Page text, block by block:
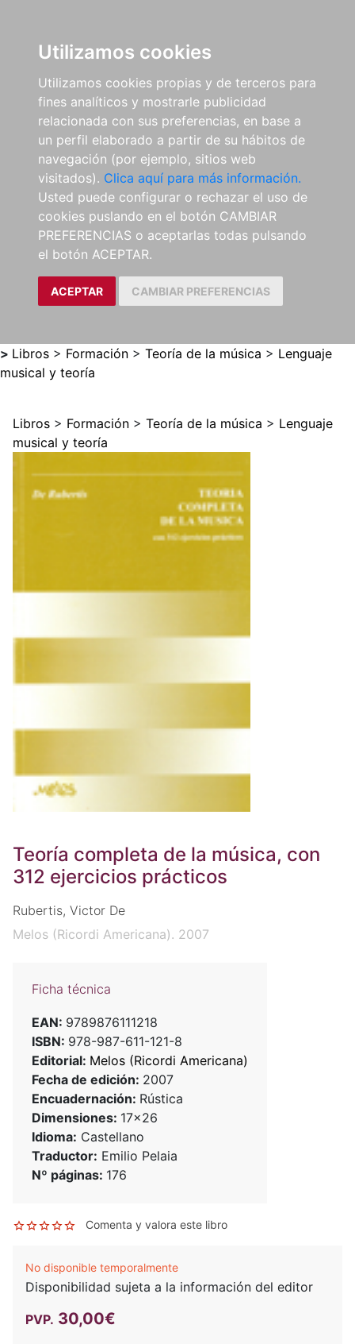
Utilizamos cookies
Utilizamos cookies propias y de terceros para
fines analíticos y mostrarle publicidad
relacionada con sus preferencias, en base a
un perfil elaborado a partir de su hábitos de
navegación (por ejemplo, sitios web
visitados). Clica aquí para más información.
Usted puede configurar o rechazar el uso de
cookies puslando en el botón CAMBIAR
PREFERENCIAS o aceptarlas todas pulsando
el botón ACEPTAR.
ACEPTAR CAMBIAR PREFERENCIAS
> Libros > Formación > Teoría de la música > Lenguaje
musical y teoría
Libros > Formación > Teoría de la música > Lenguaje
musical y teoría
Teoría completa de la música, con
312 ejercicios prácticos
Rubertis, Victor De
Melos (Ricordi Americana). 2007
Ficha técnica
EAN: 9789876111218
ISBN: 978-987-611-121-8
Editorial: Melos (Ricordi Americana)
Fecha de edición: 2007
Encuadernación: Rústica
Dimensiones: 17x26
Idioma: Castellano
Traductor: Emilio Pelaia
Nº páginas: 176
Comenta y valora este libro
No disponible temporalmente
Disponibilidad sujeta a la información del editor
PVP. 30,00€